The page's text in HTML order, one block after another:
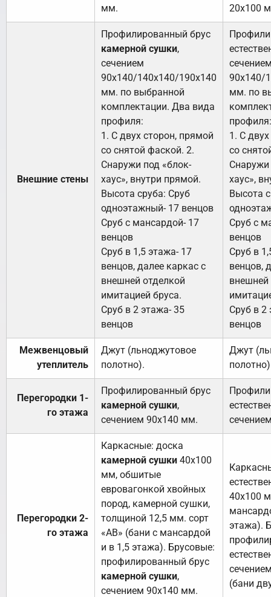
мм.
20х100
Внешние стены
Профилированный брус
камерной сушки,
сечением
90х140/140х140/190х140
мм. по выбранной
комплектации. Два вида
профиля:
1. С двух сторон, прямой
со снятой фаской. 2.
Снаружи под «блок-
хаус», внутри прямой.
Высота сруба: Сруб
одноэтажный- 17 венцов
Сруб с мансардой- 17
венцов
Сруб в 1,5 этажа- 17
венцов, далее каркас с
внешней отделкой
имитацией бруса.
Сруб в 2 этажа- 35
венцов
90х140/
мм. по
1. С
со
Снаружи
хаус»,
Высота
Сруб с
венцов
Сруб в
венцов,
внешней
Сруб в 2
венцов
Межвенцовый
утеплитель
Джут (льноджутовое
полотно).
Джут
Перегородки 1-
го этажа
Профилированный брус
камерной сушки,
сечением 90х140 мм.
Перегородки 2-
го этажа
Каркасные: доска
камерной сушки 40х100
мм, обшитые
евровагонкой хвойных
пород, камерной сушки,
толщиной 12,5 мм. сорт
«АВ» (бани с мансардой
и в 1,5 этажа). Брусовые:
профилированный брус
камерной сушки,
сечением 90х140 мм.
40х100
этажа).
(бани